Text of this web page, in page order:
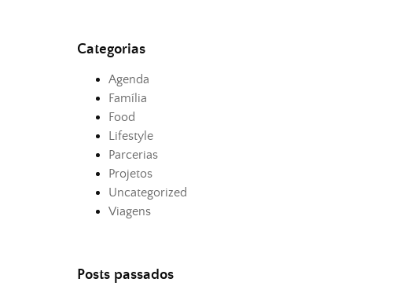
Categorias
Agenda
Família
Food
Lifestyle
Parcerias
Projetos
Uncategorized
Viagens
Posts passados